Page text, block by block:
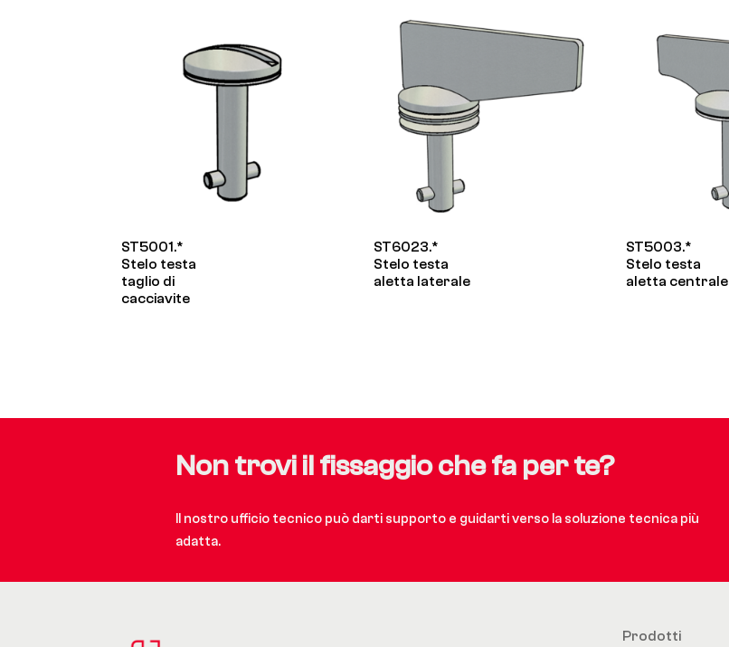
ST5001.*
Stelo testa
taglio di
cacciavite
ST6023.*
Stelo testa
aletta laterale
ST5003.*
Stelo testa
aletta centrale
Non trovi il fissaggio che fa per te?
Il nostro ufficio tecnico può darti supporto e guidarti verso la soluzione tecnica più
adatta.
Prodotti